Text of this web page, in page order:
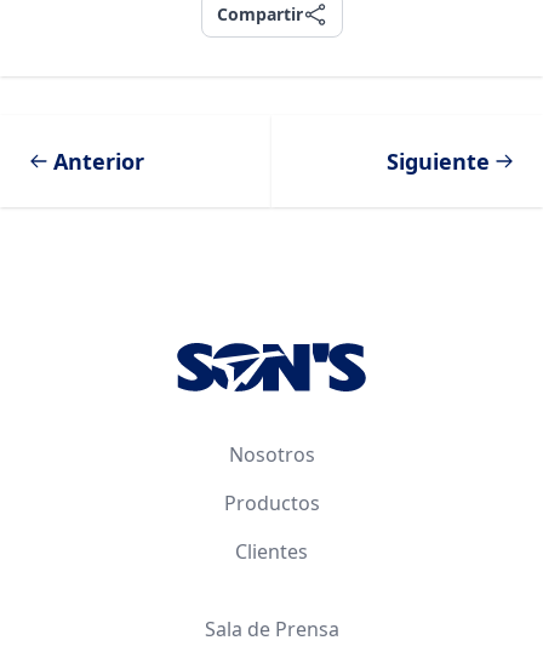
Compartir
Compartir
Anterior Siguiente
Nosotros
Productos
Clientes
Sala de Prensa